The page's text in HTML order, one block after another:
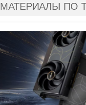
МАТЕРИАЛЫ ПО